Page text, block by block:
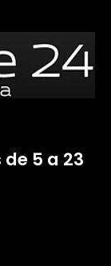
5 a 23